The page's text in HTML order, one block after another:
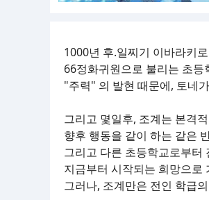
1000년 후.일찌기 이바라키
66정화귀원으로 불리는 초
"주력" 의 발현 때문에, 토네
그리고 몇일후, 조계는 본격
향후 행동을 같이 하는 같은
그리고 다른 초등학교로부터
지금부터 시작되는 희망으로
그러나, 조계만은 전인 학급